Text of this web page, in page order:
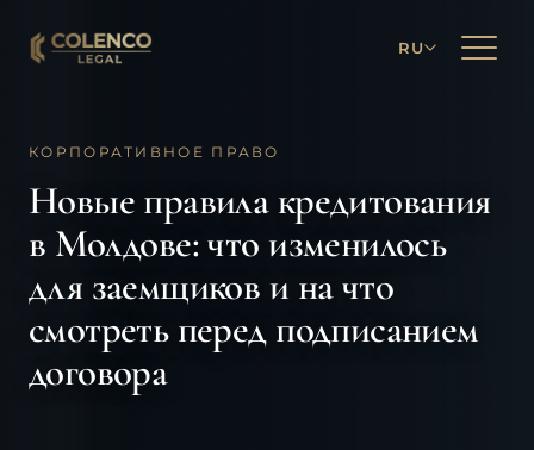
RU
КОРПОРАТИВНОЕ ПРАВО
Новые правила кредитования
в Молдове: что изменилось
для заемщиков и на что
смотреть перед подписанием
договора